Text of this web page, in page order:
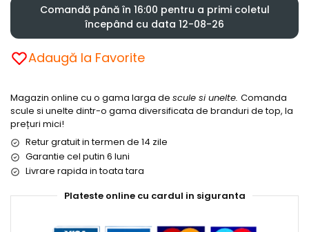
Comandă până în 16:00 pentru a primi coletul
începând cu data 12-08-26
Adaugă la Favorite
Magazin online cu o gama larga de scule si unelte. Comanda
scule si unelte dintr-o gama diversificata de branduri de top, la
prețuri mici!
Retur gratuit in termen de 14 zile
Garantie cel putin 6 luni
Livrare rapida in toata tara
Plateste online cu cardul in siguranta